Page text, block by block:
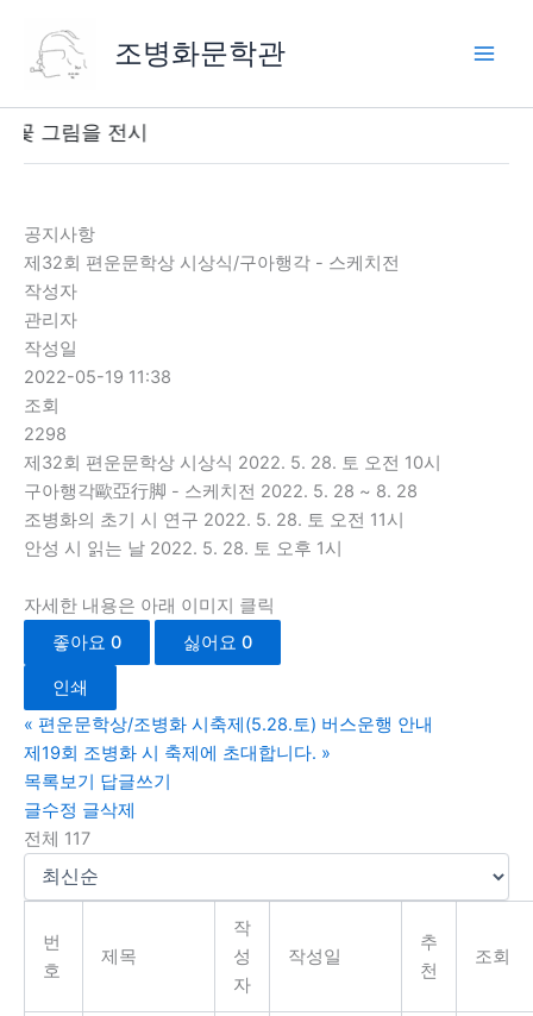
조병화문학관
그림을 전시
공지사항
제32회 편운문학상 시상식/구아행각 - 스케치전
작성자
관리자
작성일
2022-05-19 11:38
조회
2298
제32회 편운문학상 시상식 2022. 5. 28. 토 오전 10시
구아행각歐亞行脚 - 스케치전 2022. 5. 28 ~ 8. 28
조병화의 초기 시 연구 2022. 5. 28. 토 오전 11시
안성 시 읽는 날 2022. 5. 28. 토 오후 1시
자세한 내용은 아래 이미지 클릭
좋아요 0 싫어요 0
인쇄
« 편운문학상/조병화 시축제(5.28.토) 버스운행 안내
제19회 조병화 시 축제에 초대합니다. »
목록보기 답글쓰기
글수정 글삭제
전체 117
번
호
제목
작
성
자
작성일
추
천
조회